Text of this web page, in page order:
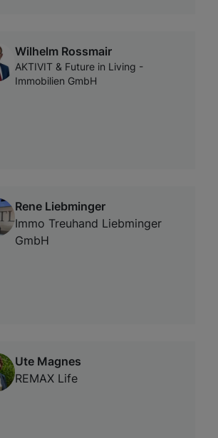
Wilhelm Rossmair
AKTIVIT & Future in Living -
Immobilien GmbH
Rene Liebminger
Immo Treuhand Liebminger
GmbH
Ute Magnes
REMAX Life